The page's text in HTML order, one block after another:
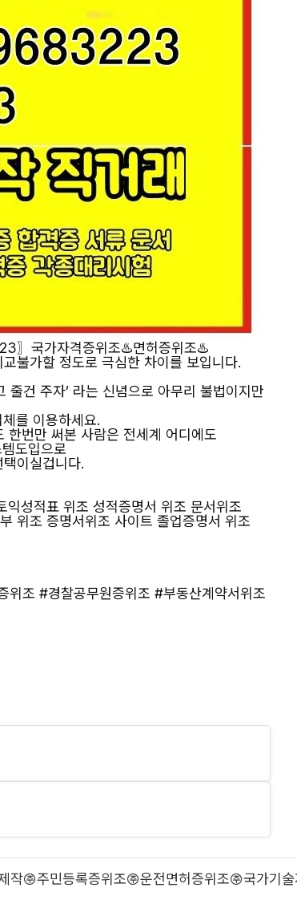
〗국가자격증위조♨️면허증위조♨️
불가할 정도로 극심한 차이를 보입니다.
줄건 주자’ 라는 신념으로 아무리 불법이지만
를 이용하세요.
번만 써본 사람은 전세계 어디에도
도입으로
이실겁니다.
성적표 위조 성적증명서 위조 문서위조
위조 증명서위조 사이트 졸업증명서 위조
위조 #경찰공무원증위조 #부동산계약서위조
주민등록증위조㈜운전면허증위조㈜국가기술